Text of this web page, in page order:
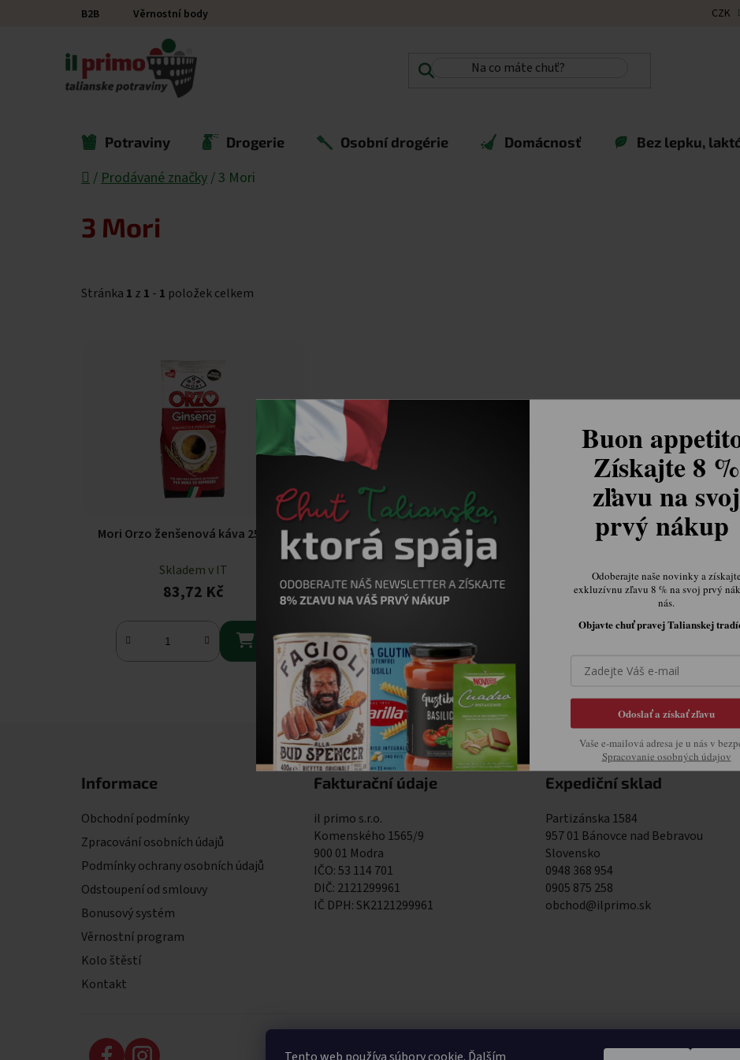
B2B Věrnostní body CZK
Potraviny Drogerie Osobní drogérie Domácnosť Bez lepku,
Domů
/ Prodávané značky /3 Mori
3 Mori
Stránka 1 z 1 - 1 položek celkem
Mori Orzo ženšenová káva 250 g
Skladem v IT
83,72 Kč

Ovládací prvky výpisu
Informace
Obchodní podmínky
Zpracování osobních údajů
Podmínky ochrany osobních údajů
Odstoupení od smlouvy
Bonusový systém
Věrnostní program
Kolo štěstí
Kontakt
Fakturační údaje
il primo s.r.o.
Komenského 1565/9
900 01 Modra
IČO: 53 114 701
DIČ: 2121299961
IČ DPH: SK2121299961
Expediční sklad
Partizánska 1584
957 01 Bánovce nad Bebravou
Slovensko
0948 368 954
0905 875 258
obchod@ilprimo.sk
0948 368 954
Buon
Získajte 8 %
zľavu na svoj
prvý nákup
Odoberajte naše novinky a získajte
exkluzívnu zľavu 8 % na svoj prvý
nás.
Objavte chuť pravej Talianskej
Odoslať a získať zľavu
Vaše e-mailová adresa je u nás v
Spracovanie osobných údajov